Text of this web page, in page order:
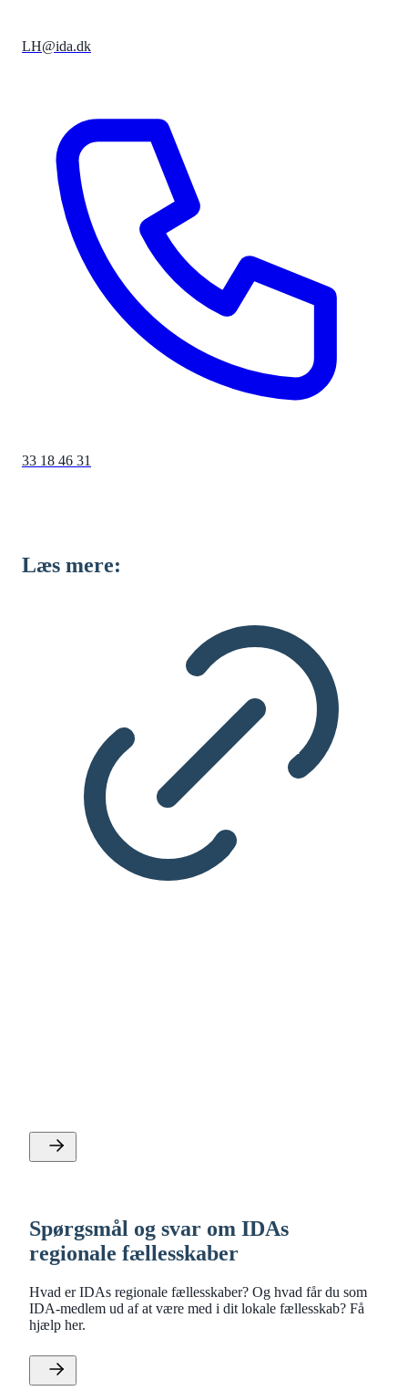
LH@ida.dk
33 18 46 31
Læs mere:
Spørgsmål og svar om IDAs
regionale fællesskaber
Hvad er IDAs regionale fællesskaber? Og hvad får du som
IDA-medlem ud af at være med i dit lokale fællesskab? Få
hjælp her.